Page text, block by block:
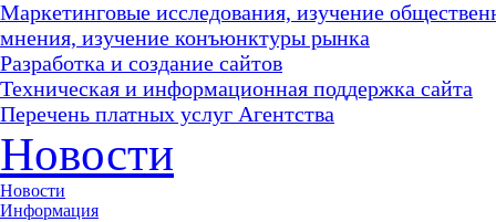
Маркетинговые исследования, изучение
мнения, изучение конъюнктуры рынка
Разработка и создание сайтов
Техническая и информационная поддержка сайта
Перечень платных услуг Агентства
Новости
Новости
Информация